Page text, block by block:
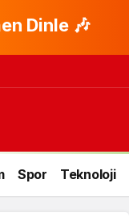
Dinle 🎶
Spor Teknoloji